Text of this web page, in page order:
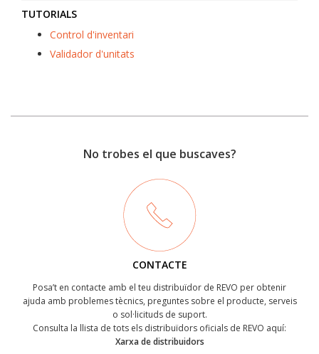
TUTORIALS
Control d'inventari
Validador d'unitats
No trobes el que buscaves?
CONTACTE
Posa’t en contacte amb el teu distribuïdor de REVO per obtenir
ajuda amb problemes tècnics, preguntes sobre el producte, serveis
o sol·licituds de suport.
Consulta la llista de tots els distribuïdors oficials de REVO aquí:
Xarxa de distribuidors